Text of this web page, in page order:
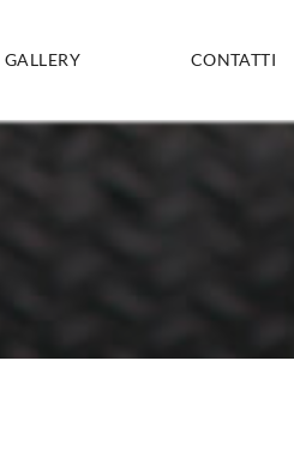
GALLERY CONTATTI